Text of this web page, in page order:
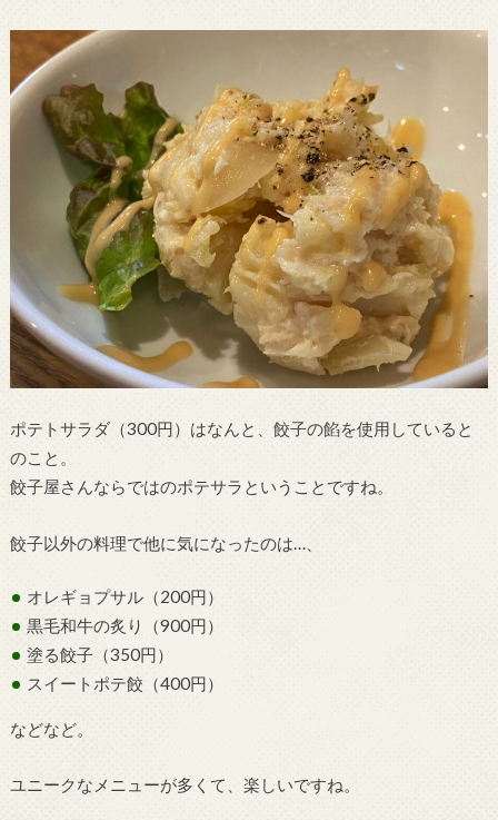
ポテトサラダ（300円）はなんと、餃子の餡を使用していると
のこと。
餃子屋さんならではのポテサラということですね。
餃子以外の料理で他に気になったのは…、
オレギョプサル（200円）
黒毛和牛の炙り（900円）
塗る餃子（350円）
スイートポテ餃（400円）
などなど。
ユニークなメニューが多くて、楽しいですね。